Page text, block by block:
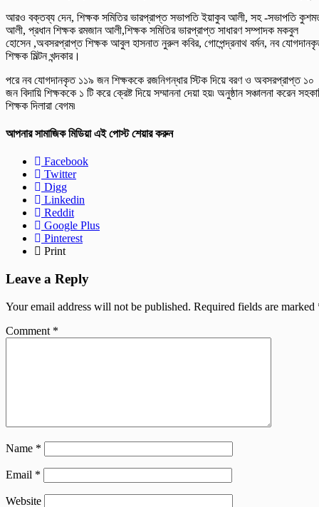
আরও বক্তব্য দেন, শিক্ষক সমিতির ভারপ্রাপ্ত সভাপতি ইয়াকুব আলী, সহ -সভাপতি
আলী, প্রধান শিক্ষক রমজান আলী,শিক্ষক সমিতির ভারপ্রাপ্ত সাধারণ সম্পাদক মকবুল
হোসেন ,অবসরপ্রাপ্ত শিক্ষক আবুল হাসনাত নুরুল কবির, গোপেন্দ্রনাথ বর্মন, নব
শিক্ষক মিল্টন খন্দকার।
পরে নব যোগদানকৃত ১১৯ জন শিক্ষককে রজনিগন্ধার স্টিক দিয়ে বরণ ও অবসরপ্রাপ্ত ১০
জন বিদায়ি শিক্ষককে ১ টি করে ক্রেষ্ট দিয়ে সম্মাননা দেয়া হয়৷ অনুষ্ঠান সঞ্চালনা করেন
শিক্ষক দিলারা বেগম৷
আপনার সামাজিক মিডিয়া এই পোস্ট শেয়ার করুন
Facebook
Twitter
Digg
Linkedin
Reddit
Google Plus
Pinterest
Print
Leave a Reply
Your email address will not be published. Required fields are marked
Comment *
Name *
Email *
Website